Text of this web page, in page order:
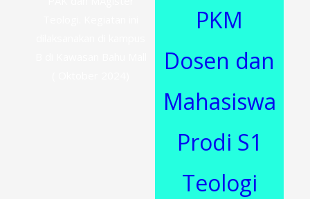
PKM
Dosen dan
Mahasiswa
Prodi S1
Teologi